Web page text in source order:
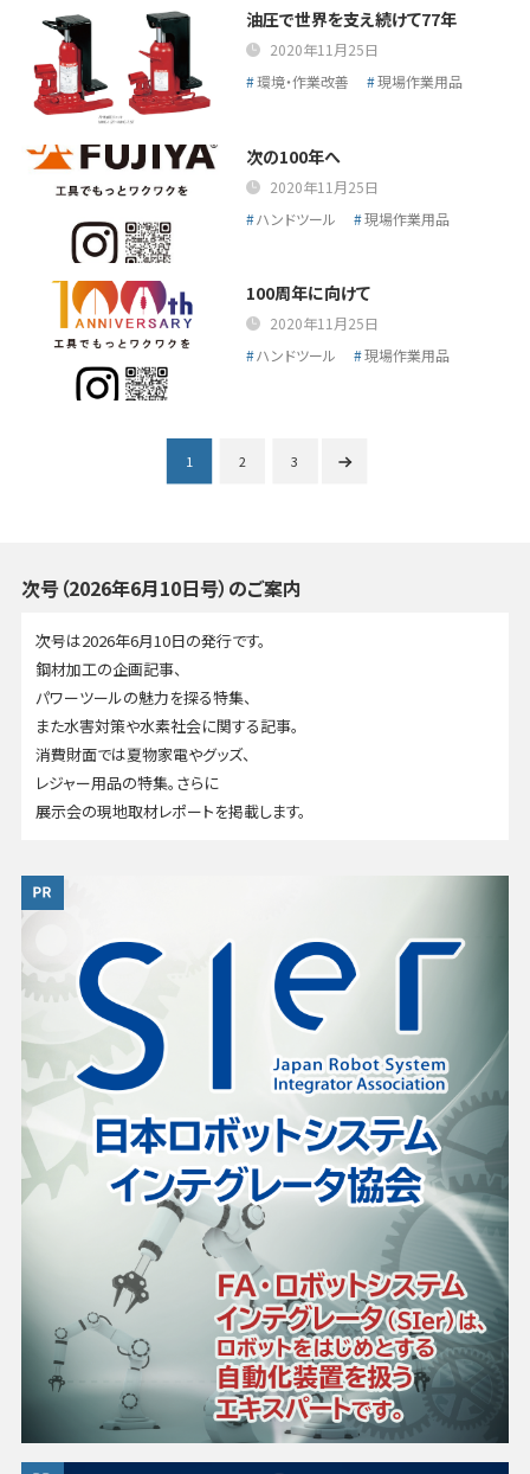
油圧で世界を支え続けて77年
2020年11月25日
環境・作業改善
現場作業用品
次の100年へ
2020年11月25日
ハンドツール
現場作業用品
100周年に向けて
2020年11月25日
ハンドツール
現場作業用品
1 2 3
次号（2026年6月10日号）のご案内
次号は2026年6月10日の発行です。
鋼材加工の企画記事、
パワーツールの魅力を探る特集、
また水害対策や水素社会に関する記事。
消費財面では夏物家電やグッズ、
レジャー用品の特集。さらに
展示会の現地取材レポートを掲載します。